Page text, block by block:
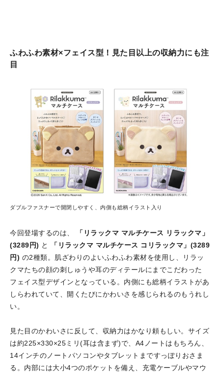
ふわふわ素材×フェイス型！見た目以上の収納力にも注
目
ダブルファスナーで開閉しやすく、内側も総柄イラスト入り
今回登場するのは、
「リラックマ マルチケース リラックマ」
(3289円) と
「リラックマ マルチケース コリラックマ」(3289
円) の2種類。肌ざわりのよいふわふわ素材を使用し、リラッ
クマたちの顔の刺しゅうや耳のディテールにまでこだわった
フェイス型デザインとなっている。内側にも総柄イラストがあ
しらわれていて、開くたびにかわいさを感じられるのもうれし
い。
見た目のかわいさに反して、収納力はかなり頼もしい。サイズ
は約225×330×25ミリ(耳は含まず)で、A4ノートはもちろん、
14インチのノートパソコンやタブレットまですっぽりおさま
る。内部には大小4つのポケットを備え、充電ケーブルやマウ